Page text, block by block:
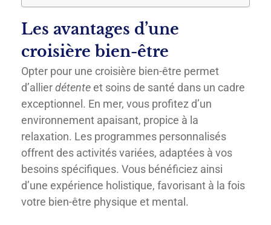
Les avantages d’une
croisière bien-être
Opter pour une croisière bien-être permet
d’allierdétenteet soins de santé dans un cadre
exceptionnel. En mer, vous profitez d’un
environnement apaisant, propice à la
relaxation. Les programmes personnalisés
offrent des activités variées, adaptées à vos
besoins spécifiques. Vous bénéficiez ainsi
d’une expérience holistique, favorisant à la fois
votre bien-être physique et mental.